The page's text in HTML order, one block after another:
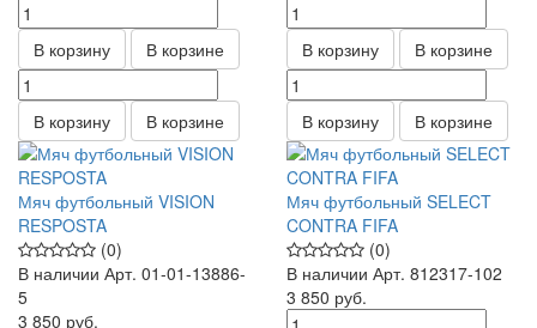
В корзину В корзине
В корзину В корзине
В корзину В корзине
В корзину В корзине
Мяч футбольный VISION
RESPOSTA
(0)
В наличии Арт. 01-01-13886-
5
3 850 руб.
Мяч футбольный SELECT
CONTRA FIFA
(0)
В наличии Арт. 812317-102
3 850 руб.